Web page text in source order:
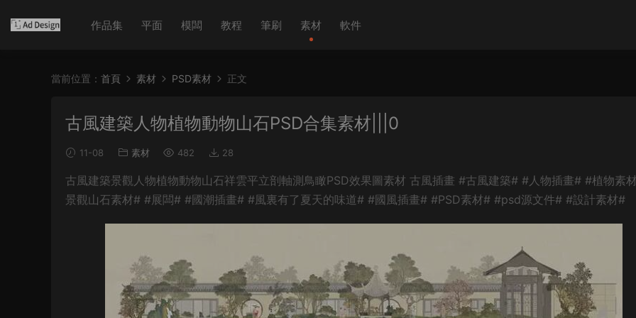
作品集 平面 模闆 教程 筆刷 素材 軟件
當前位置： 首頁 素材 PSD素材 正文
古風建築人物植物動物山石PSD合集素材|||0
11-08 素材 482 28
古風建築景觀人物植物動物山石祥雲平立剖軸測鳥瞰PSD效果圖素材 古風插畫 #古風建築# #人物插畫# #植物素
景觀山石素材# #展闆# #國潮插畫# #風裏有了夏天的味道# #國風插畫# #PSD素材# #psd源文件# #設計素材#